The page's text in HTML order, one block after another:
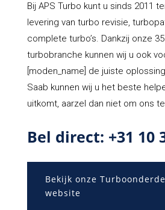
Bij APS Turbo kunt u sinds 2011
levering van turbo revisie,
complete turbo’s. Dankzij onze
turbobranche kunnen wij u ook
[moden_name] de juiste
Saab kunnen wij u het beste
uitkomt, aarzel dan niet om ons
Bel direct: +31 10
Bekijk onze
website